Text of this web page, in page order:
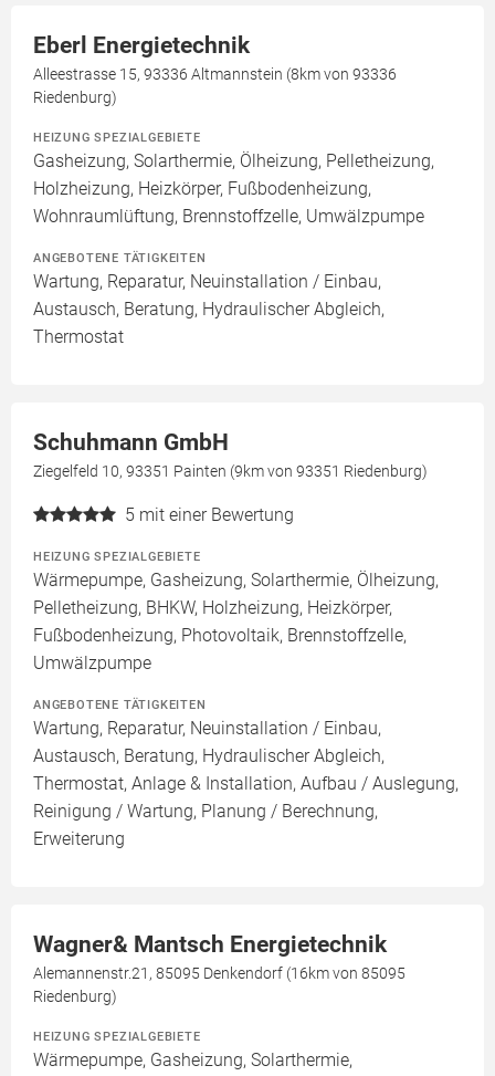
Eberl Energietechnik
Alleestrasse 15, 93336 Altmannstein (8km von 93336
Riedenburg)
HEIZUNG SPEZIALGEBIETE
Gasheizung, Solarthermie, Ölheizung, Pelletheizung,
Holzheizung, Heizkörper, Fußbodenheizung,
Wohnraumlüftung, Brennstoffzelle, Umwälzpumpe
ANGEBOTENE TÄTIGKEITEN
Wartung, Reparatur, Neuinstallation / Einbau,
Austausch, Beratung, Hydraulischer Abgleich,
Thermostat
Schuhmann GmbH
Ziegelfeld 10, 93351 Painten (9km von 93351 Riedenburg)
5 mit einer Bewertung
HEIZUNG SPEZIALGEBIETE
Wärmepumpe, Gasheizung, Solarthermie, Ölheizung,
Pelletheizung, BHKW, Holzheizung, Heizkörper,
Fußbodenheizung, Photovoltaik, Brennstoffzelle,
Umwälzpumpe
ANGEBOTENE TÄTIGKEITEN
Wartung, Reparatur, Neuinstallation / Einbau,
Austausch, Beratung, Hydraulischer Abgleich,
Thermostat, Anlage & Installation, Aufbau / Auslegung,
Reinigung / Wartung, Planung / Berechnung,
Erweiterung
Wagner& Mantsch Energietechnik
Alemannenstr.21, 85095 Denkendorf (16km von 85095
Riedenburg)
HEIZUNG SPEZIALGEBIETE
Wärmepumpe, Gasheizung, Solarthermie,